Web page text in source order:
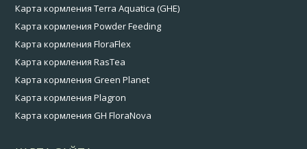
Карта кормления Terra Aquatica (GHE)
Карта кормления Powder Feeding
Карта кормления FloraFlex
Карта кормления RasTea
Карта кормления Green Planet
Карта кормления Plagron
Карта кормления GH FloraNova